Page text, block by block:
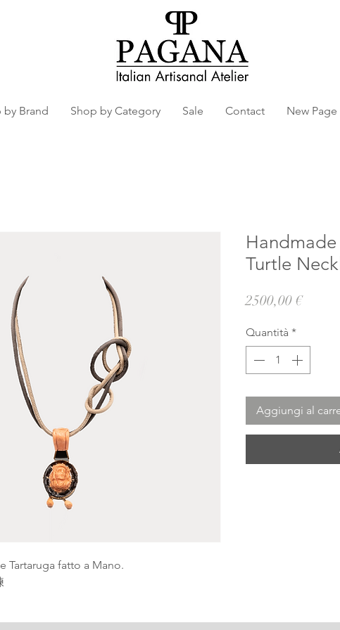
by Brand Shop by Category Sale Contact New Page
fatto a Mano.
Turtle
2500,00 €Prezzo
Quantità *
Aggiungi al